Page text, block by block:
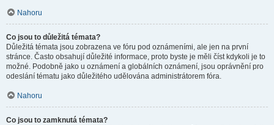
Nahoru
Co jsou to důležitá témata?
Důležitá témata jsou zobrazena ve fóru pod oznámeními, ale jen na první
stránce. Často obsahují důležité informace, proto byste je měli číst kdykoli je to
možné. Podobně jako u oznámení a globálních oznámení, jsou oprávnění pro
odeslání tématu jako důležitého udělována administrátorem fóra.
Nahoru
Co jsou to zamknutá témata?